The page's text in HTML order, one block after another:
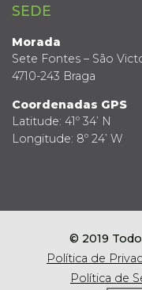
SEDE
Morada
Sete Fontes – São
4710-243 Braga
Coordenadas GPS
Latitude: 41º 34’ N
Longitude: 8º 24’ W
© 2019
Política de
Política de